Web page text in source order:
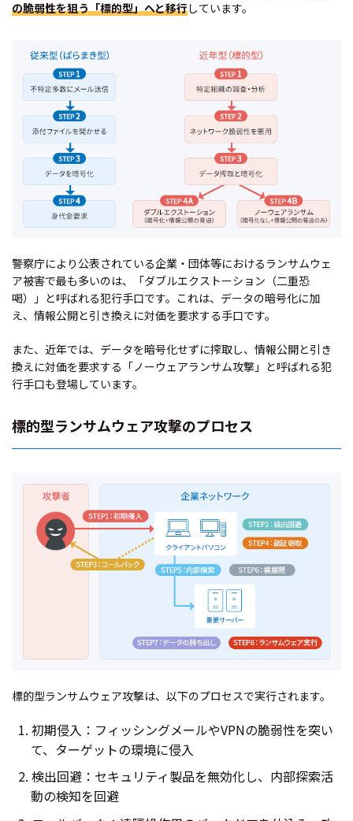
の脆弱性を狙う「標的型」へと移行しています。
警察庁により公表されている企業・団体等におけるランサムウェ
ア被害で最も多いのは、「ダブルエクストーション（二重恐
喝）」と呼ばれる犯行手口です。これは、データの暗号化に加
え、情報公開と引き換えに対価を要求する手口です。
また、近年では、データを暗号化せずに搾取し、情報公開と引き
換えに対価を要求する「ノーウェアランサム攻撃」と呼ばれる犯
行手口も登場しています。
標的型ランサムウェア攻撃のプロセス
標的型ランサムウェア攻撃は、以下のプロセスで実行されます。
初期侵入：フィッシングメールやVPNの脆弱性を突い
て、ターゲットの環境に侵入
検出回避：セキュリティ製品を無効化し、内部探索活
動の検知を回避